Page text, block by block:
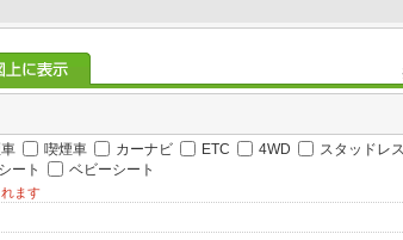
喫煙車 カーナビ ETC 4WD
スタッドレス
ート ベビーシート
ます